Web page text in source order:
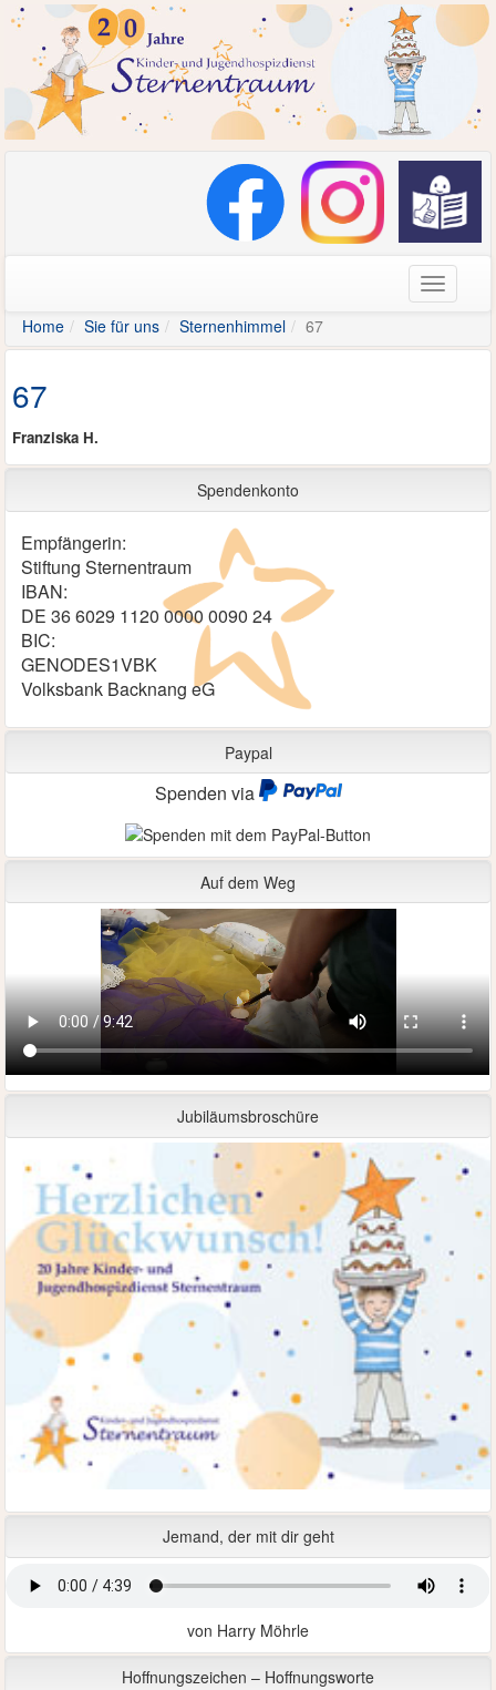
Home
Sie für uns Sternenhimmel 67
67
Franziska H.
Spendenkonto
Empfängerin:
Stiftung Sternentraum
IBAN:
DE 36 6029 1120 0000 0090 24
BIC:
GENODES1VBK
Volksbank Backnang eG
Paypal
Spenden via
Auf dem Weg
Jubiläumsbroschüre
Jemand, der mit dir geht
von Harry Möhrle
Hoffnungszeichen – Hoffnungsworte